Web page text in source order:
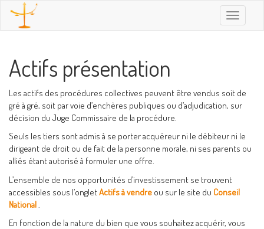
Toggle
Actifs présentation
Les actifs des procédures collectives peuvent être vendus soit de
gré à gré, soit par voie d’enchères publiques ou d’adjudication, sur
décision du Juge Commissaire de la procédure.
Seuls les tiers sont admis à se porter acquéreur ni le débiteur ni le
dirigeant de droit ou de fait de la personne morale, ni ses parents ou
alliés étant autorisé à formuler une offre.
L’ensemble de nos opportunités d’investissement se trouvent
accessibles sous l’ongletActifs à vendre ou sur le site du Conseil
National
En fonction de la nature du bien que vous souhaitez acquérir, vous